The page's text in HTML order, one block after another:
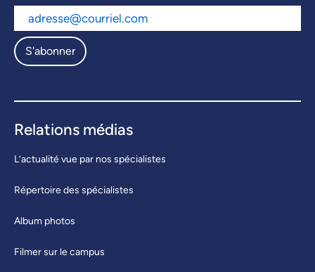
S'abonner
Relations médias
L’actualité vue par nos spécialistes
Répertoire des spécialistes
Album photos
Filmer sur le campus